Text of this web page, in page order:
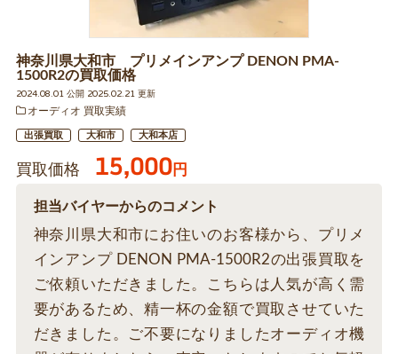
神奈川県大和市 プリメインアンプ DENON PMA-
1500R2の買取価格
2024.08.01 公開 2025.02.21 更新
オーディオ 買取実績
出張買取 大和市 大和本店
買取価格 15,000円
担当バイヤーからのコメント
神奈川県大和市にお住いのお客様から、プリメ
インアンプ DENON PMA-1500R2の出張買取を
ご依頼いただきました。こちらは人気が高く需
要があるため、精一杯の金額で買取させていた
だきました。ご不要になりましたオーディオ機